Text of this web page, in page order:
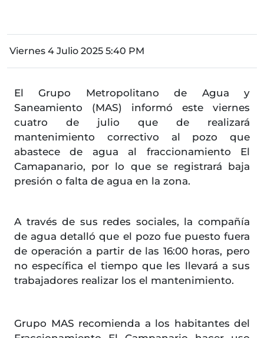
Viernes 4 Julio 2025 5:40 PM
El Grupo Metropolitano de Agua y
Saneamiento (MAS) informó este viernes
cuatro de julio que de realizará
mantenimiento correctivo al pozo que
abastece de agua al fraccionamiento El
Camapanario, por lo que se registrará baja
presión o falta de agua en la zona.
A través de sus redes sociales, la compañía
de agua detalló que el pozo fue puesto fuera
de operación a partir de las 16:00 horas, pero
no específica el tiempo que les llevará a sus
trabajadores realizar los el mantenimiento.
Grupo MAS recomienda a los habitantes del